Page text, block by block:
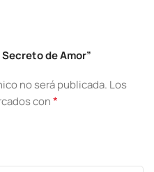
de Amor”
no será publicada. Los
con*